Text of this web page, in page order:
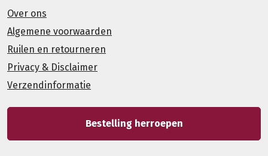
Over ons
Algemene voorwaarden
Ruilen en retourneren
Privacy & Disclaimer
Verzendinformatie
Bestelling herroepen